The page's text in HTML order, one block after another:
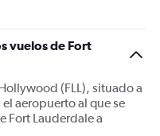
vuelos de Fort
(FLL), situado a
aeropuerto al que se
Fort Lauderdale a